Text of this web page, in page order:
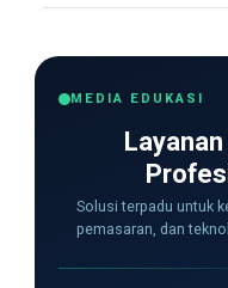
MEDIA EDUKASI
Solusi terpadu untuk
pemasaran, dan